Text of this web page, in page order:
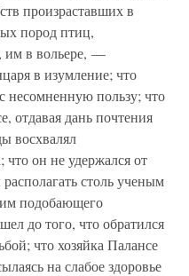
произраставших в
пород птиц,
им в вольере, —
в изумление; что
несомненную пользу; что
отдавая дань почтения
восхвалял
что он не удержался от
столь ученым
подобающего
до того, что обратился
что хозяйка Палансе
на слабое здоровье